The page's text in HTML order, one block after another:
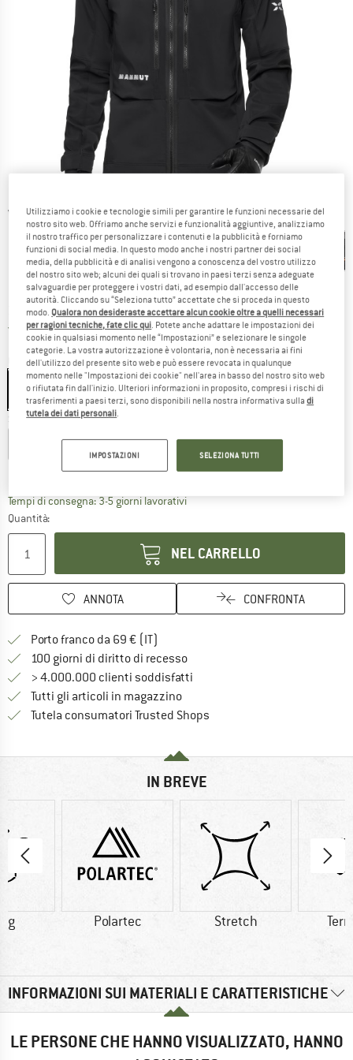
Viste dettagliate
Prezzo:
399,95€ incl. IVA
Nessuna spesa di spedizione(IT)Italia. Informazioni sui
Colore:Black
Scegli la taglia:
M L XL XXL
Guida alle taglie
Tempi di consegna: 3-5 giorni lavorativiIl link si apre in una casella
Quantità:
NEL CARRELLO
ANNOTA CONFRONTA
Porto franco da 69 € (IT)
100 giorni di diritto di recessoVai alla politica di recesso qui
> 4.000.000 clienti soddisfatti
Tutti gli articoli in magazzino
Tutela consumatori Trusted Shops
IN BREVE
g Polartec Stretch
INFORMAZIONI SUI MATERIALI E CARATTERISTICHE
LE PERSONE CHE HANNO VISUALIZZATO, HANNO
Utilizziamo i cookie e tecnologie simili per garantire le funzioni necessarie del
nostro sito web. Offriamo anche servizi e funzionalità aggiuntive, analizziamo
il nostro traffico per personalizzare i contenuti e la pubblicità e forniamo
funzioni di social media. In questo modo anche i nostri partner dei social
media, della pubblicità e di analisi vengono a conoscenza del vostro utilizzo
del nostro sito web; alcuni dei quali si trovano in paesi terzi senza adeguate
salvaguardie per proteggere i vostri dati, ad esempio dall'accesso delle
autorità. Cliccando su “Seleziona tutto” accettate che si proceda in questo
modo. Qualora non desideraste accettare alcun cookie oltre a quelli necessari
per ragioni tecniche, fate clic qui . Potete anche adattare le impostazioni dei
cookie in qualsiasi momento nelle “Impostazioni” e selezionare le singole
categorie. La vostra autorizzazione è volontaria, non è necessaria ai fini
dell'utilizzo del presente sito web e può essere revocata in qualunque
momento nelle "Impostazioni dei cookie" nell'area in basso del nostro sito web
o rifiutata fin dall'inizio. Ulteriori informazioni in proposito, compresi i rischi di
trasferimenti a paesi terzi, sono disponibili nella nostra informativa sulladi
tutela dei dati personali
IMPOSTAZIONI SELEZIONA TUTTI